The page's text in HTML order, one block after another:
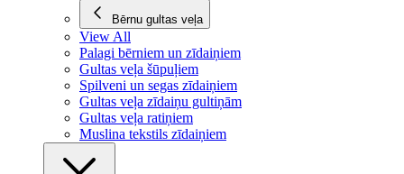
Bērnu gultas veļa
View All
Palagi bērniem un zīdaiņiem
Gultas veļa šūpuļiem
Spilveni un segas zīdaiņiem
Gultas veļa zīdaiņu gultiņām
Gultas veļa ratiņiem
Muslina tekstils zīdaiņiem